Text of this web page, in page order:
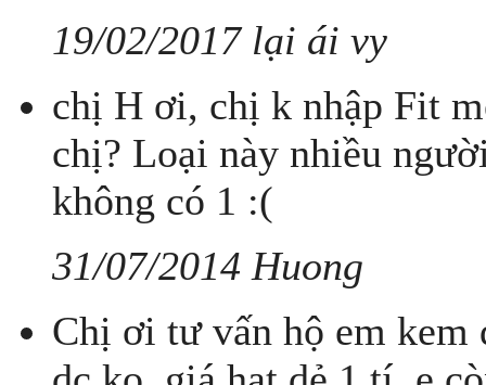
19/02/2017 lại ái vy
chị H ơi, chị k nhập Fit
chị? Loại này nhiều
không có 1 :(
31/07/2014 Huong
Chị ơi tư vấn hộ em kem